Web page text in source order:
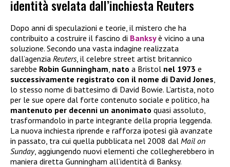
identità svelata dall’inchiesta Reuters
Dopo anni di speculazioni e teorie, il mistero che ha
contribuito a costruire il fascino di Banksyè vicino a una
soluzione. Secondo una vasta indagine realizzata
dall’agenzia Reuters, il celebre street artist britannico
sarebbe Robin Gunningham nato a Bristol nel 1973 e
successivamente registrato con il nome di David Jones
lo stesso nome di battesimo di David Bowie. L’artista, noto
per le sue opere dal forte contenuto sociale e politico, ha
mantenuto per decenni un anonimato quasi assoluto,
trasformandolo in parte integrante della propria leggenda.
La nuova inchiesta riprende e rafforza ipotesi già avanzate
in passato, tra cui quella pubblicata nel 2008 dal Mail on
Sunday, aggiungendo nuovi elementi che collegherebbero in
maniera diretta Gunningham all’identità di Banksy.